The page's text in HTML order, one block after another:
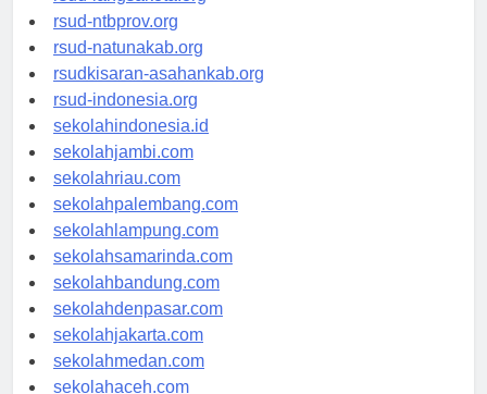
rsud-langsakota.org
rsud-ntbprov.org
rsud-natunakab.org
rsudkisaran-asahankab.org
rsud-indonesia.org
sekolahindonesia.id
sekolahjambi.com
sekolahriau.com
sekolahpalembang.com
sekolahlampung.com
sekolahsamarinda.com
sekolahbandung.com
sekolahdenpasar.com
sekolahjakarta.com
sekolahmedan.com